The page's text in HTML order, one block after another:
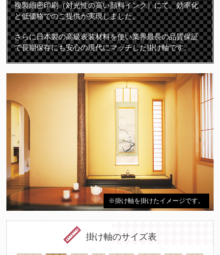
複製細密印刷（対光性の高い顔料インク）にて、効率化
と低価格でのご提供が実現しました。
さらに日本製の高級表装材料を使い業界最長の品質保証
で長期保存にも安心の現代にマッチした掛け軸です。
※掛け軸を掛けたイメージです。
掛け軸のサイズ表